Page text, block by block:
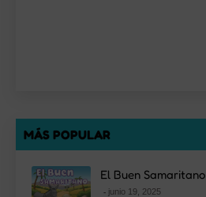
MÁS POPULAR
El Buen Samaritano
junio 19, 2025